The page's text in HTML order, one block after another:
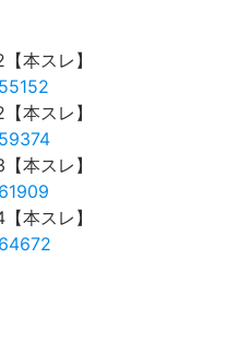
本スレ】
本スレ】
本スレ】
本スレ】